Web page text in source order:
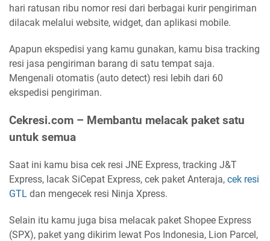
hari ratusan ribu nomor resi dari berbagai kurir pengiriman
dilacak melalui website, widget, dan aplikasi mobile.
Apapun ekspedisi yang kamu gunakan, kamu bisa tracking
resi jasa pengiriman barang di satu tempat saja.
Mengenali otomatis (auto detect) resi lebih dari 60
ekspedisi pengiriman.
Cekresi.com – Membantu melacak paket satu
untuk semua
Saat ini kamu bisa cek resi JNE Express, tracking J&T
Express, lacak SiCepat Express, cek paket Anteraja, cek resi
GTL dan mengecek resi Ninja Xpress.
Selain itu kamu juga bisa melacak paket Shopee Express
(SPX), paket yang dikirim lewat Pos Indonesia, Lion Parcel,